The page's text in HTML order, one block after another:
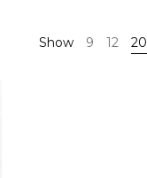
Show 9 12 20